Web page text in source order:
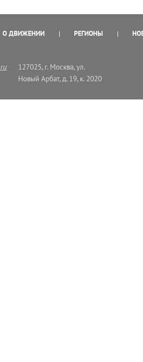
О ДВИЖЕНИИ РЕГИОНЫ
127025, г. Москва, ул.
Новый Арбат, д. 19, к. 2020